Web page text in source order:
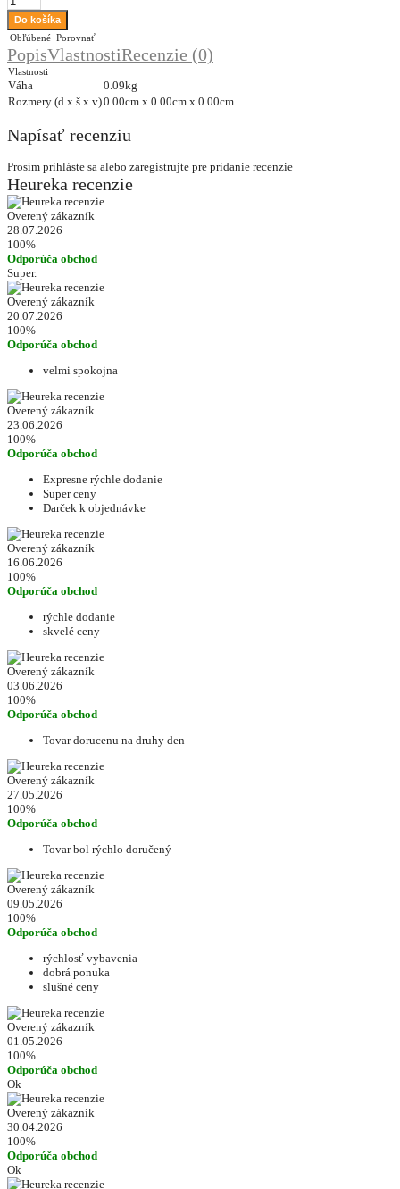
Obľúbené Porovnať
PopisVlastnostiRecenzie (0)
Vlastnosti
Váha
0.09kg
Rozmery (d x š x v)0.00cm x 0.00cm x 0.00cm
Napísať recenziu
Prosím prihláste sa alebo zaregistrujte pre pridanie recenzie
Heureka recenzie
Overený zákazník
28.07.2026
100%
Odporúča obchod
Super.
Overený zákazník
20.07.2026
100%
Odporúča obchod
velmi spokojna
Overený zákazník
23.06.2026
100%
Odporúča obchod
Expresne rýchle dodanie
Super ceny
Darček k objednávke
Overený zákazník
16.06.2026
100%
Odporúča obchod
rýchle dodanie
skvelé ceny
Overený zákazník
03.06.2026
100%
Odporúča obchod
Tovar dorucenu na druhy den
Overený zákazník
27.05.2026
100%
Odporúča obchod
Tovar bol rýchlo doručený
Overený zákazník
09.05.2026
100%
Odporúča obchod
rýchlosť vybavenia
dobrá ponuka
slušné ceny
Overený zákazník
01.05.2026
100%
Odporúča obchod
Ok
Overený zákazník
30.04.2026
100%
Odporúča obchod
Ok